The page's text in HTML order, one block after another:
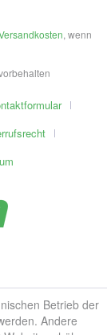
, wenn
Betrieb der
Andere